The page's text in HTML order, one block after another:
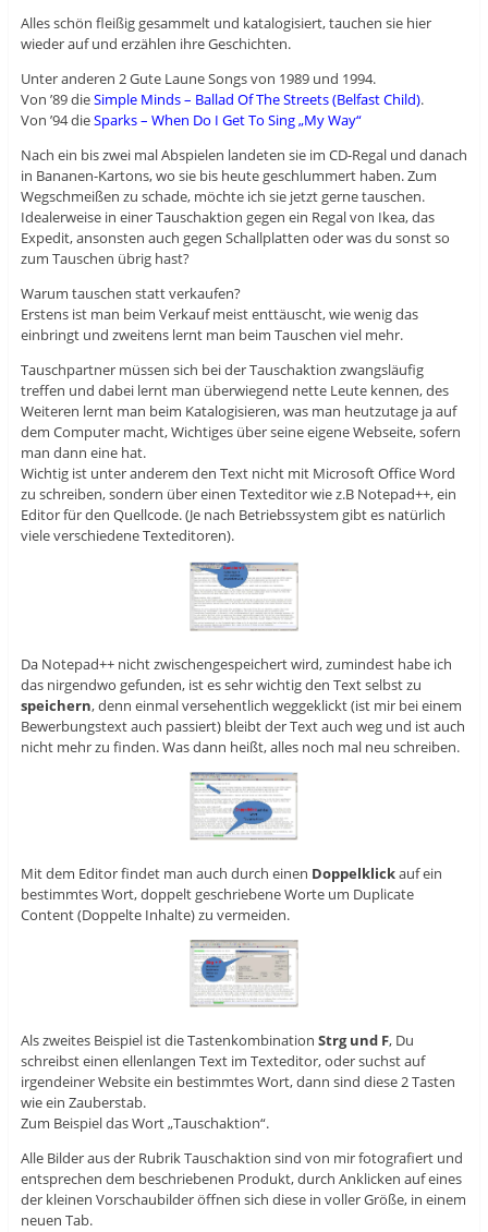
Alles schön fleißig gesammelt und katalogisiert, tauchen sie hier
wieder auf und erzählen ihre Geschichten.
Unter anderen 2 Gute Laune Songs von 1989 und 1994.
Von ’89 dieSimple Minds – Ballad Of The Streets (Belfast Child).
Von ’94 dieSparks – When Do I Get To Sing „My Way“
Nach ein bis zwei mal Abspielen landeten sie im CD-Regal und danach
in Bananen-Kartons, wo sie bis heute geschlummert haben. Zum
Wegschmeißen zu schade, möchte ich sie jetzt gerne tauschen.
Idealerweise in einer Tauschaktion gegen ein Regal von Ikea, das
Expedit, ansonsten auch gegen Schallplatten oder was du sonst so
zum Tauschen übrig hast?
Warum tauschen statt verkaufen?
Erstens ist man beim Verkauf meist enttäuscht, wie wenig das
einbringt und zweitens lernt man beim Tauschen viel mehr.
Tauschpartner müssen sich bei der Tauschaktion zwangsläufig
treffen und dabei lernt man überwiegend nette Leute kennen, des
Weiteren lernt man beim Katalogisieren, was man heutzutage ja auf
dem Computer macht, Wichtiges über seine eigene Webseite, sofern
man dann eine hat.
Wichtig ist unter anderem den Text nicht mit Microsoft Office Word
zu schreiben, sondern über einen Texteditor wie z.B Notepad++, ein
Editor für den Quellcode. (Je nach Betriebssystem gibt es natürlich
viele verschiedene Texteditoren).
Da Notepad++ nicht zwischengespeichert wird, zumindest habe ich
das nirgendwo gefunden, ist es sehr wichtig den Text selbst zu
speichern, denn einmal versehentlich weggeklickt (ist mir bei einem
Bewerbungstext auch passiert) bleibt der Text auch weg und ist auch
nicht mehr zu finden. Was dann heißt, alles noch mal neu schreiben.
Mit dem Editor findet man auch durch einen Doppelklickauf ein
bestimmtes Wort, doppelt geschriebene Worte um Duplicate
Content (Doppelte Inhalte) zu vermeiden.
Als zweites Beispiel ist die Tastenkombination Strg und F, Du
schreibst einen ellenlangen Text im Texteditor, oder suchst auf
irgendeiner Website ein bestimmtes Wort, dann sind diese 2 Tasten
wie ein Zauberstab.
Zum Beispiel das Wort „Tauschaktion“.
Alle Bilder aus der Rubrik Tauschaktion sind von mir fotografiert und
entsprechen dem beschriebenen Produkt, durch Anklicken auf eines
der kleinen Vorschaubilder öffnen sich diese in voller Größe, in einem
neuen Tab.